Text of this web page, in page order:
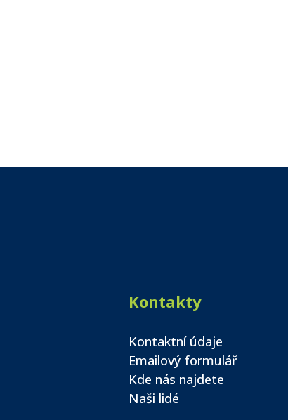
Kontakty
Kontaktní údaje
Emailový formulář
Kde nás najdete
Naši lidé